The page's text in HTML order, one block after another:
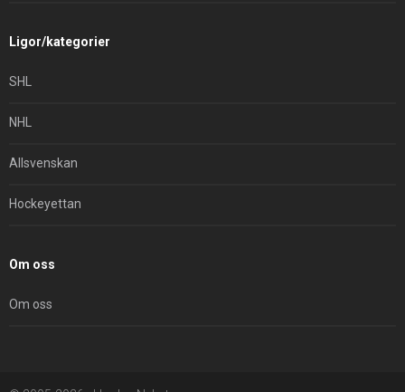
Ligor/kategorier
SHL
NHL
Allsvenskan
Hockeyettan
Om oss
Om oss